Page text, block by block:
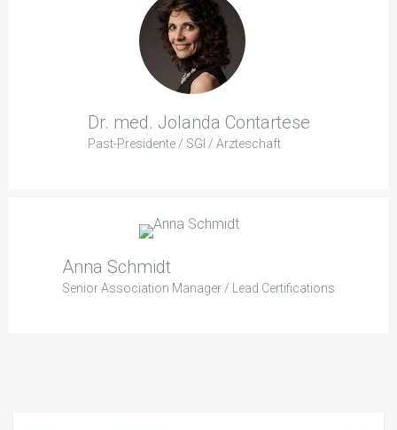
Dr. med. Jolanda Contartese
Past-Presidente / SGI / Ärzteschaft
Anna Schmidt
Senior Association Manager / Lead Certifications